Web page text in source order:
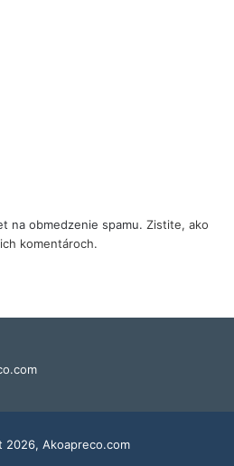
na obmedzenie spamu. Zistite, ako
komentároch.
2026, Akoapreco.com